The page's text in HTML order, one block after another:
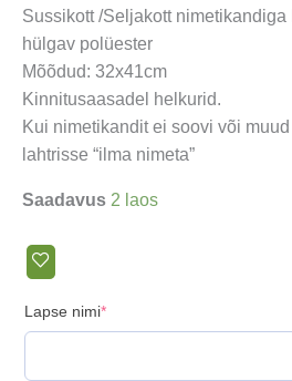
Sussikott /Seljakott
hülgav polüester
Mõõdud: 32x41cm
Kinnitusaasadel helkurid.
Kui nimetikandit ei soovi või
lahtrisse “ilma nimeta”
Saadavus 2 laos
Lapse nimi*(required)